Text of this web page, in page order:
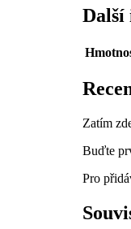
Další
Zatím
Buďte
Pro